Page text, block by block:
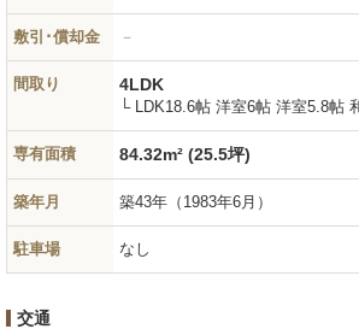
敷引･償却金 －
間取り 4LDK
└ LDK18.6帖 洋室6帖 洋室5.8帖
専有面積 84.32m² (25.5坪)
築年月 築43年 （1983年6月）
駐車場 なし
交通